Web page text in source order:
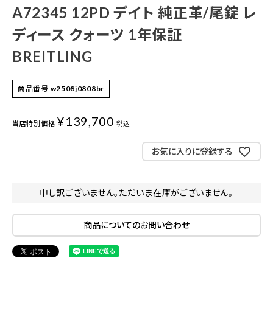
A72345 12PD デイト 純正革/尾錠 レ
ディース クォーツ 1年保証
BREITLING
商品番号 w2508j0808br
当店特別価格 ¥139,700 税込
お気に入りに登録する
申し訳ございません。ただいま在庫がございません。
商品についてのお問い合わせ